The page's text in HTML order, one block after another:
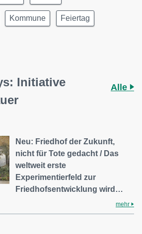
Kommune Feiertag
Initiative
Alle
Neu: Friedhof der Zukunft,
nicht für Tote gedacht / Das
weltweit erste
Experimentierfeld zur
Friedhofsentwicklung wird…
mehr